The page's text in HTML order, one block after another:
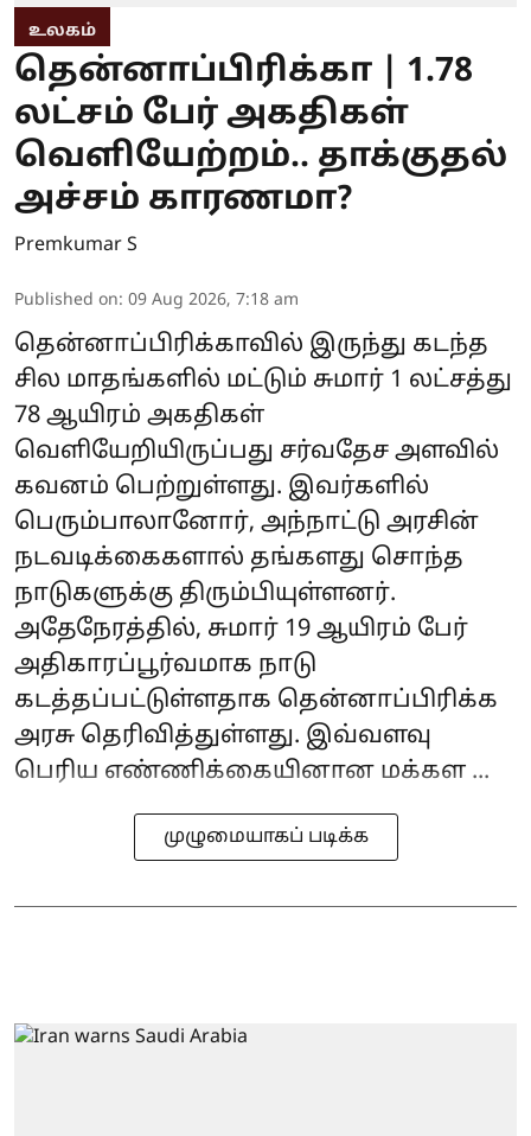
உலகம்
தென்னாப்பிரிக்கா | 1.78
லட்சம் பேர் அகதிகள்
வெளியேற்றம்.. தாக்குதல்
அச்சம் காரணமா?
Premkumar S
Published on: 09 Aug 2026, 7:18 am
தென்னாப்பிரிக்காவில் இருந்து கடந்த
சில மாதங்களில் மட்டும் சுமார் 1 லட்சத்து
78 ஆயிரம் அகதிகள்
வெளியேறியிருப்பது சர்வதேச அளவில்
கவனம் பெற்றுள்ளது. இவர்களில்
பெரும்பாலானோர், அந்நாட்டு அரசின்
நடவடிக்கைகளால் தங்களது சொந்த
நாடுகளுக்கு திரும்பியுள்ளனர்.
அதேநேரத்தில், சுமார் 19 ஆயிரம் பேர்
அதிகாரப்பூர்வமாக நாடு
கடத்தப்பட்டுள்ளதாக தென்னாப்பிரிக்க
அரசு தெரிவித்துள்ளது. இவ்வளவு
பெரிய எண்ணிக்கையினான மக்கள ...
முழுமையாகப் படிக்க